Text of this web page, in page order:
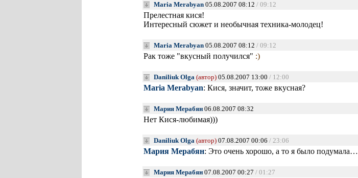
Maria Merabyan05.08.2007 08:12 / 09:12
Прелестная кися!
Интересный сюжет и необычная техника-молодец!
Maria Merabyan05.08.2007 08:12 / 09:12
Рак тоже "вкусный получился" :)
Daniliuk Olga (автор)05.08.2007 13:00 / 12:00
Maria Merabyan: Кися, значит, тоже вкусная?
Мария Мерабян06.08.2007 08:32
Нет Кися-любимая)))
Daniliuk Olga (автор)07.08.2007 00:06 / 23:06
Мария Мерабян: Это очень хорошо, а то я было подумала…
Мария Мерабян07.08.2007 00:27 / 01:27